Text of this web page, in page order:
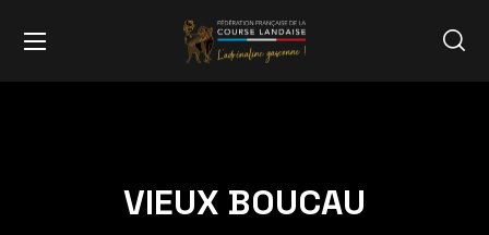
VIEUX BOUCAU